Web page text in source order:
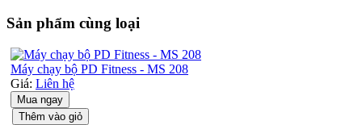
Sản phẩm cùng loại
Máy chạy bộ PD Fitness - MS 208
Giá: Liên hệ
Mua ngay
Thêm vào giỏ